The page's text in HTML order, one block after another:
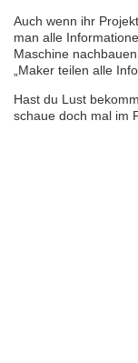
Auch wenn ihr
man alle
Maschine
„Maker teilen alle
Hast du Lust
schaue doch mal im